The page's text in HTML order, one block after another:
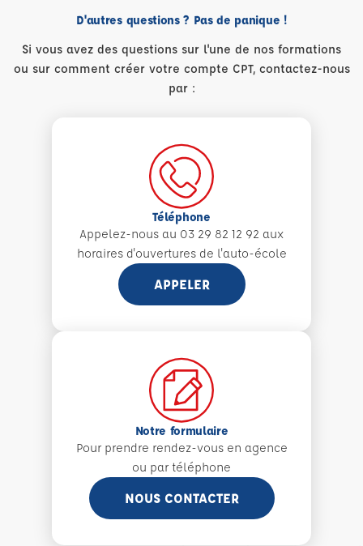
D'autres questions ? Pas de panique !
Si vous avez des questions sur l'une de nos formations
ou sur comment créer votre compte CPT, contactez-nous
par :
Téléphone
Appelez-nous au 03 29 82 12 92 aux
horaires d'ouvertures de l'auto-école
APPELER
Notre formulaire
Pour prendre rendez-vous en agence
ou par téléphone
NOUS CONTACTER